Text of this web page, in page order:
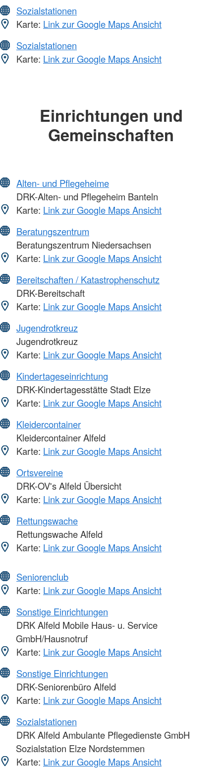
Sozialstationen
Karte: Link zur Google Maps Ansicht
Sozialstationen
Karte: Link zur Google Maps Ansicht
Einrichtungen und
Gemeinschaften
Alten- und Pflegeheime
DRK-Alten- und Pflegeheim Banteln
Karte: Link zur Google Maps Ansicht
Beratungszentrum
Beratungszentrum Niedersachsen
Karte: Link zur Google Maps Ansicht
Bereitschaften / Katastrophenschutz
DRK-Bereitschaft
Karte: Link zur Google Maps Ansicht
Jugendrotkreuz
Jugendrotkreuz
Karte: Link zur Google Maps Ansicht
Kindertageseinrichtung
DRK-Kindertagesstätte Stadt Elze
Karte: Link zur Google Maps Ansicht
Kleidercontainer
Kleidercontainer Alfeld
Karte: Link zur Google Maps Ansicht
Ortsvereine
DRK-OV's Alfeld Übersicht
Karte: Link zur Google Maps Ansicht
Rettungswache
Rettungswache Alfeld
Karte: Link zur Google Maps Ansicht
Seniorenclub
Karte: Link zur Google Maps Ansicht
Sonstige Einrichtungen
DRK Alfeld Mobile Haus- u. Service
GmbH/Hausnotruf
Karte: Link zur Google Maps Ansicht
Sonstige Einrichtungen
DRK-Seniorenbüro Alfeld
Karte: Link zur Google Maps Ansicht
Sozialstationen
DRK Alfeld Ambulante Pflegedienste GmbH
Sozialstation Elze Nordstemmen
Karte: Link zur Google Maps Ansicht